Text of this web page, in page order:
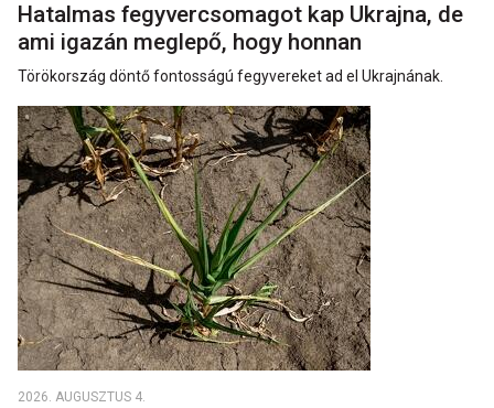
Hatalmas fegyvercsomagot kap Ukrajna, de
ami igazán meglepő, hogy honnan
Törökország döntő fontosságú fegyvereket ad el Ukrajnának.
2026. AUGUSZTUS 4.